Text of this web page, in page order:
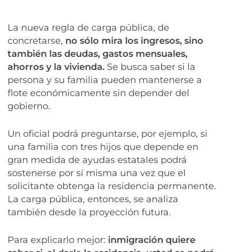
La nueva regla de carga pública, de
concretarse, no sólo mira los ingresos, sino
también las deudas, gastos mensuales,
ahorros y la vivienda. Se busca saber si la
persona y su familia pueden mantenerse a
flote económicamente sin depender del
gobierno.
Un oficial podrá preguntarse, por ejemplo, si
una familia con tres hijos que depende en
gran medida de ayudas estatales podrá
sostenerse por sí misma una vez que el
solicitante obtenga la residencia permanente.
La carga pública, entonces, se analiza
también desde la proyección futura.
Para explicarlo mejor: inmigración quiere